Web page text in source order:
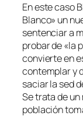
En este caso
Blanco» un
sentenciar a
probar de «la
convierte en
contemplar y
saciar la sed
Se trata de
población